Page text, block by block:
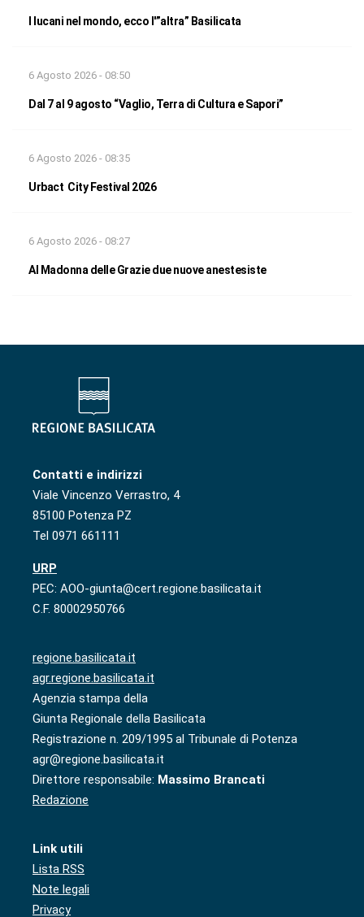
I lucani nel mondo, ecco l'”altra” Basilicata
6 Agosto 2026 - 08:50
Dal 7 al 9 agosto “Vaglio, Terra di Cultura e Sapori”
6 Agosto 2026 - 08:35
Urbact City Festival 2026
6 Agosto 2026 - 08:27
Al Madonna delle Grazie due nuove anestesiste
Contatti e indirizzi
Viale Vincenzo Verrastro, 4
85100 Potenza PZ
Tel 0971 661111
URP
PEC: AOO-giunta@cert.regione.basilicata.it
C.F. 80002950766
regione.basilicata.it
agr.regione.basilicata.it
Agenzia stampa della
Giunta Regionale della Basilicata
Registrazione n. 209/1995 al Tribunale di Potenza
agr@regione.basilicata.it
Direttore responsabile: Massimo Brancati
Redazione
Link utili
Lista RSS
Note legali
Privacy